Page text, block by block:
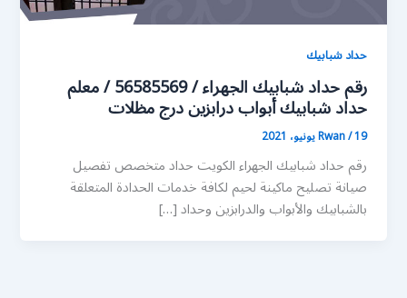
حداد شبابيك
رقم حداد شبابيك الجهراء / 56585569 / معلم
حداد شبابيك أبواب درابزين درج مظلات
Rwan/19 يونيو، 2021
رقم حداد شبابيك الجهراء الكويت حداد متخصص تفصيل
صيانة تصليح ماكينة لحيم لكافة خدمات الحدادة المتعلقة
بالشبابيك والأبواب والدرابزين وحداد […]